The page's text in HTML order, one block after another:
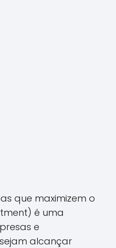
que maximizem o
é uma
e
alcançar